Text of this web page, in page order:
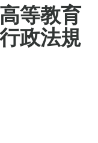
等教育
政法規